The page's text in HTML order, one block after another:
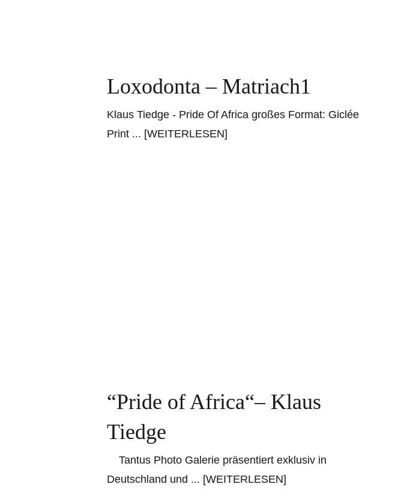
Loxodonta – Matriach1
Klaus Tiedge - Pride Of Africa großes Format: Giclée
Print ... [WEITERLESEN]
“Pride of Africa“– Klaus
Tiedge
Tantus Photo Galerie präsentiert exklusiv in
Deutschland und ... [WEITERLESEN]